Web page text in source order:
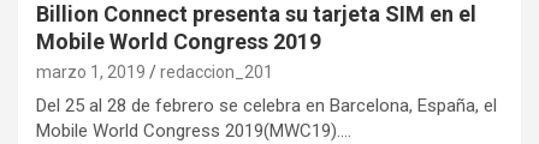
Billion Connect presenta su tarjeta SIM en el
Mobile World Congress 2019
marzo 1, 2019 redaccion_201
Del 25 al 28 de febrero se celebra en Barcelona, España, el
Mobile World Congress 2019(MWC19).…